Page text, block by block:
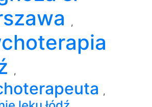
,
,
,